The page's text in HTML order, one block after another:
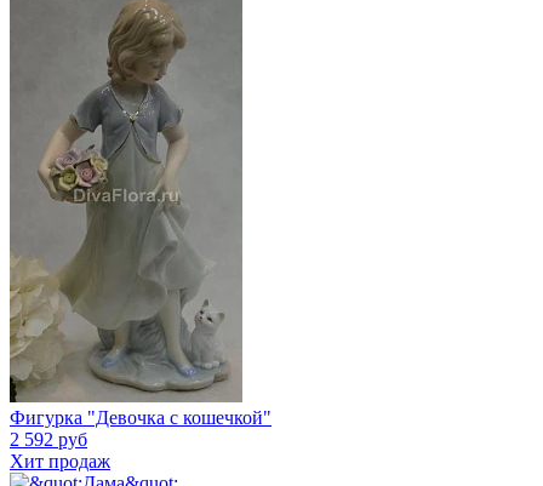
Фигурка "Девочка с кошечкой"
2 592 руб
Хит продаж